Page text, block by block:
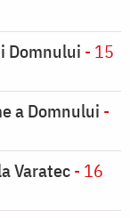
Domnului - 15
a Domnului -
Varatec- 16